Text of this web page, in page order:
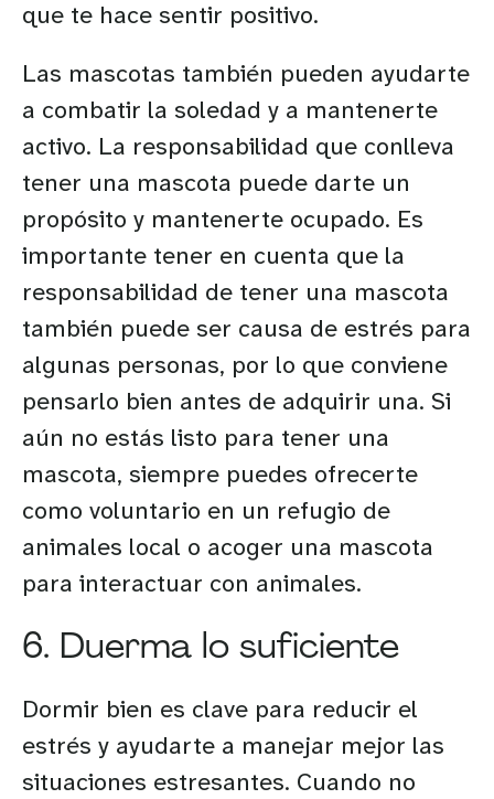
que te hace sentir positivo.
Las mascotas también pueden ayudarte
a combatir la soledad y a mantenerte
activo. La responsabilidad que conlleva
tener una mascota puede darte un
propósito y mantenerte ocupado. Es
importante tener en cuenta que la
responsabilidad de tener una mascota
también puede ser causa de estrés para
algunas personas, por lo que conviene
pensarlo bien antes de adquirir una. Si
aún no estás listo para tener una
mascota, siempre puedes ofrecerte
como voluntario en un refugio de
animales local o acoger una mascota
para interactuar con animales.
6. Duerma lo suficiente
Dormir bien es clave para reducir el
estrés y ayudarte a manejar mejor las
situaciones estresantes. Cuando no